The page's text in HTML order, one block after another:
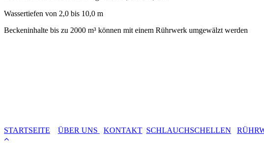
Wassertiefen von 2,0 bis 10,0 m
Beckeninhalte bis zu 2000 m³ können mit einem Rührwerk umgewälzt werden
STARTSEITE ÜBER UNS KONTAKT SCHLAUCHSCHELLEN